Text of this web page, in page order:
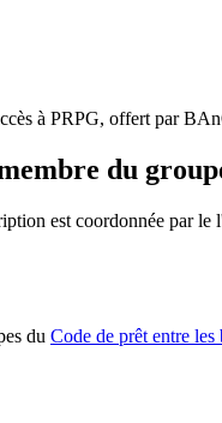
à PRPG, offert par
du
est coordonnée par
du Code de prêt entre